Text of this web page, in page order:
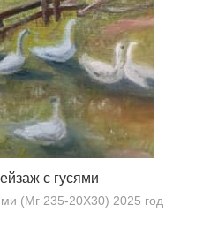
с гусями
(Мг 235-20Х30) 2025 год